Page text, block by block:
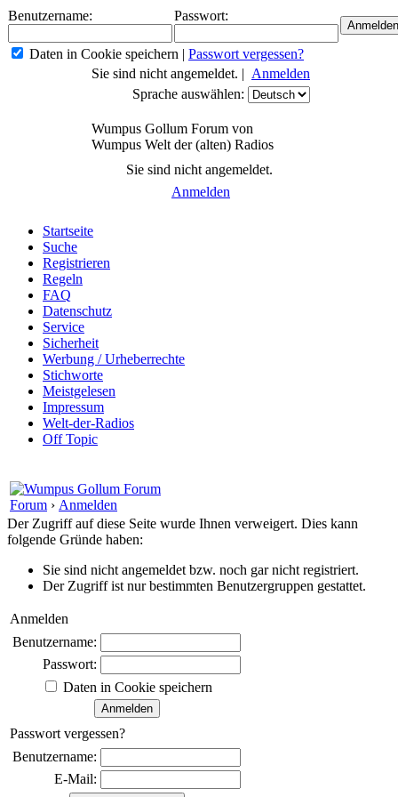
Benutzername: Passwort:
Daten in Cookie speichern | Passwort vergessen?
Sie sind nicht angemeldet. | Anmelden
Sprache auswählen:
Wumpus Gollum Forum von
Wumpus Welt der (alten) Radios
Sie sind nicht angemeldet.
Anmelden
Startseite
Suche
Registrieren
Regeln
FAQ
Datenschutz
Service
Sicherheit
Werbung / Urheberrechte
Stichworte
Meistgelesen
Impressum
Welt-der-Radios
Off Topic
Forum › Anmelden
Der Zugriff auf diese Seite wurde Ihnen verweigert. Dies kann
folgende Gründe haben:
Sie sind nicht angemeldet bzw. noch gar nicht registriert.
Der Zugriff ist nur bestimmten Benutzergruppen gestattet.
Anmelden
Benutzername:
Passwort:
Daten in Cookie speichern
Passwort vergessen?
Benutzername:
E-Mail: